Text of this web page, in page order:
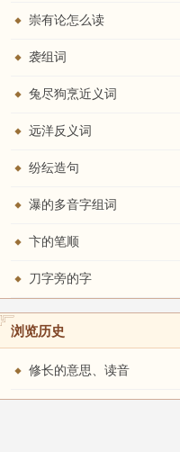
崇有论怎么读
袭组词
兔尽狗烹近义词
远洋反义词
纷纭造句
瀑的多音字组词
卞的笔顺
刀字旁的字
浏览历史
修长的意思、读音